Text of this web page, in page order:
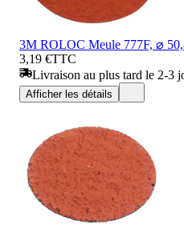
3M ROLOC Meule 777F, ⌀
3,19 €TTC
Livraison au plus tard le 2-3
Afficher les détails